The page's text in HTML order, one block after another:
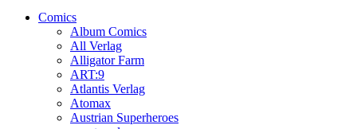
Comics
Album Comics
All Verlag
Alligator Farm
ART:9
Atlantis Verlag
Atomax
Austrian Superheroes